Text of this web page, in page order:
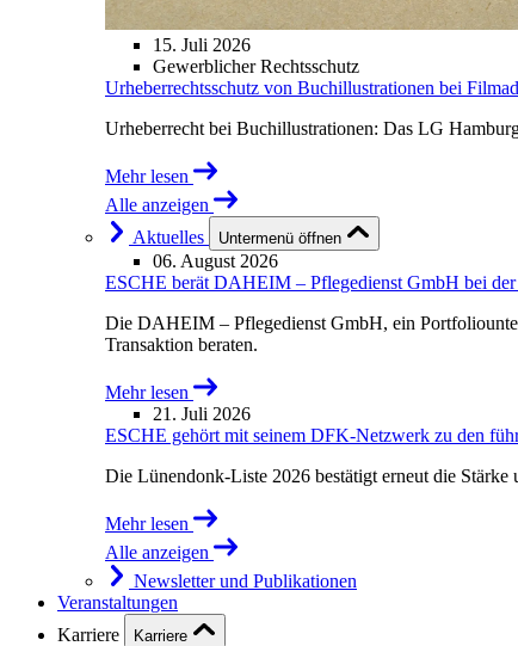
15. Juli 2026
Gewerblicher Rechtsschutz
Urheberrechtsschutz von Buchillustrationen bei
Urheberrecht bei Buchillustrationen: Das LG
Mehr lesen
Alle anzeigen
Aktuelles
Untermenü öffnen
06. August 2026
ESCHE berät DAHEIM – Pflegedienst GmbH bei
Die DAHEIM – Pflegedienst GmbH, ein
Transaktion beraten.
Mehr lesen
21. Juli 2026
ESCHE gehört mit seinem DFK-Netzwerk zu den
Die Lünendonk-Liste 2026 bestätigt erneut die
Mehr lesen
Alle anzeigen
Newsletter und Publikationen
Veranstaltungen
Karriere
Karriere